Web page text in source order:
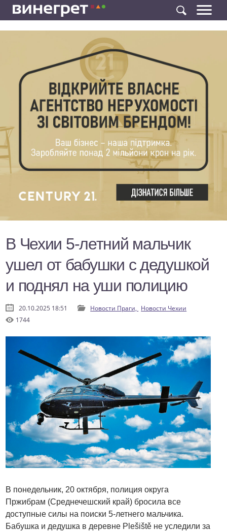
В Чехии 5-летний мальчик
ушел от бабушки с дедушкой
и поднял на уши полицию
20.10.2025 18:51 Новости Праги, Новости Чехии
1744
В понедельник, 20 октября, полиция округа
Пржибрам (Среднечешский край) бросила все
доступные силы на поиски 5-летнего мальчика.
Бабушка и дедушка в деревне Plešiště не уследили за